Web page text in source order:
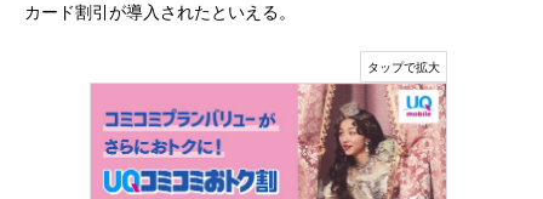
カード割引が導入されたといえる。